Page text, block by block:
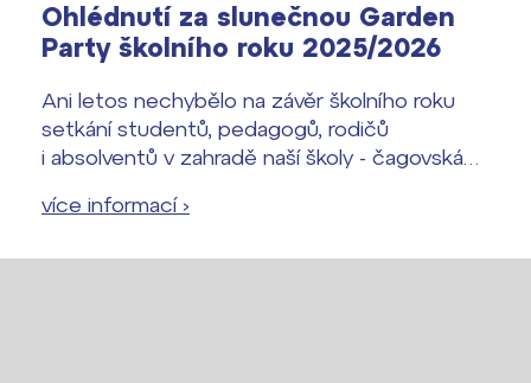
Ohlédnutí za slunečnou Garden
Party školního roku 2025/2026
Ani letos nechybělo na závěr školního roku
setkání studentů, pedagogů, rodičů
i absolventů v zahradě naší školy - čagovská
více informací ›